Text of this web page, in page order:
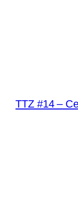
TTZ #14 –